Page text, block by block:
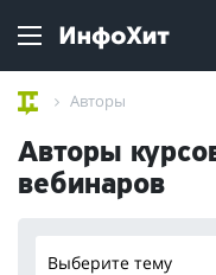
Авторы
Авторы
вебинаров
Выберите тему